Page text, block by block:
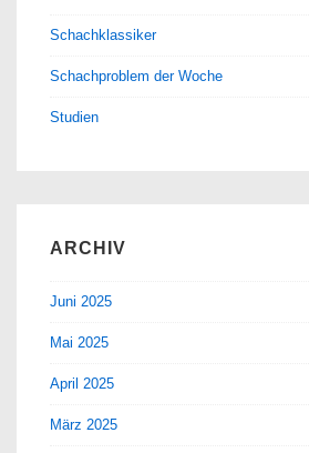
Schachklassiker
Schachproblem der Woche
Studien
ARCHIV
Juni 2025
Mai 2025
April 2025
März 2025